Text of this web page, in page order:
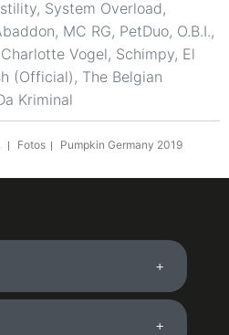
System Overload,
MC RG, PetDuo, O.B.I.,
Vogel, Schimpy, El
(Official), The Belgian
Kriminal
Fotos Pumpkin Germany 2019